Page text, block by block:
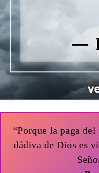
“Porque la paga
dádiva de Dios es